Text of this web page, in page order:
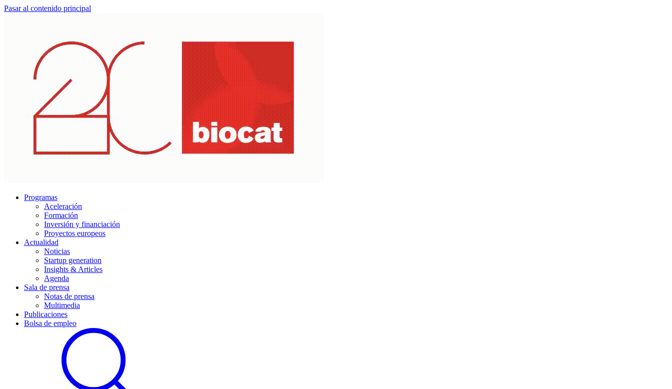
Pasar al contenido principal
Programas
Aceleración
Formación
Inversión y financiación
Proyectos europeos
Actualidad
Noticias
Startup generation
Insights & Articles
Agenda
Sala de prensa
Notas de prensa
Multimedia
Publicaciones
Bolsa de empleo